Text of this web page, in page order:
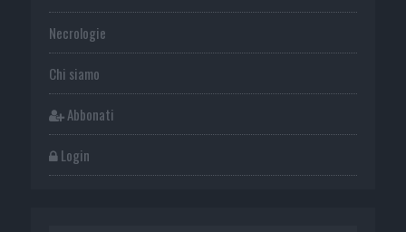
Necrologie
Chi siamo
Abbonati
Login